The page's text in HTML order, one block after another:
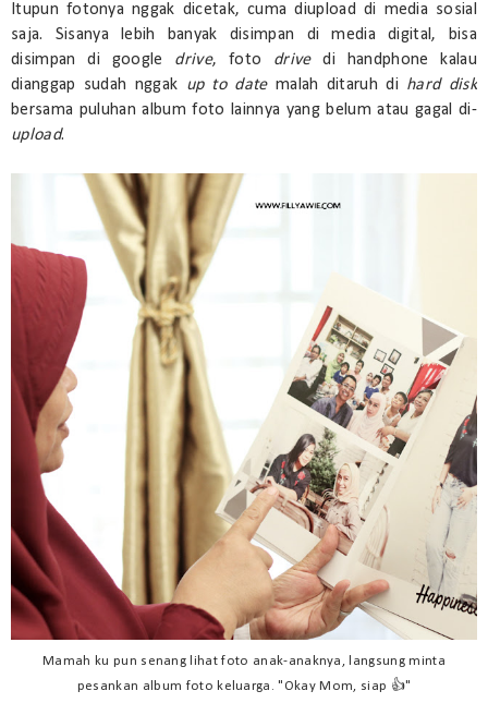
Itupun fotonya nggak dicetak, cuma diupload di media sosial
saja. Sisanya lebih banyak disimpan di media digital, bisa
disimpan di google drive, foto drivedi handphone kalau
dianggap sudah nggak up to datemalah ditaruh di hard disk
bersama puluhan album foto lainnya yang belum atau gagal di-
upload.
Mamah ku pun senang lihat foto anak-anaknya, langsung minta
pesankan album foto keluarga. "Okay Mom, siap 👍"